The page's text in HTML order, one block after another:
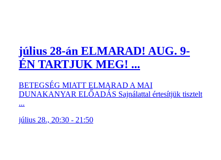
július 28-án ELMARAD! AUG. 9-
ÉN TARTJUK MEG! ...
BETEGSÉG MIATT ELMARAD A MAI
DUNAKANYAR ELŐADÁS Sajnálattal értesítjük tisztelt
...
július 28., 20:30 - 21:50